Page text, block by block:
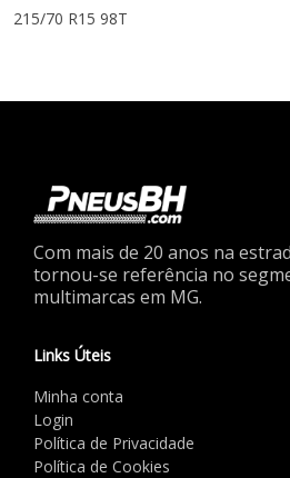
215/70 R15 98T
Com mais de 20 anos na
tornou-se referência no
multimarcas em MG.
Links Úteis
Minha conta
Login
Política de Privacidade
Política de Cookies